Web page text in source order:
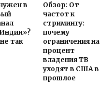
в
так
Обзор: От
частот к
стримингу:
почему
ограничения на
процент
владения ТВ
уходят в США в
прошлое